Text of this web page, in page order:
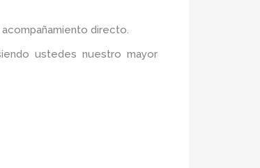
directo.
ustedes nuestro mayor